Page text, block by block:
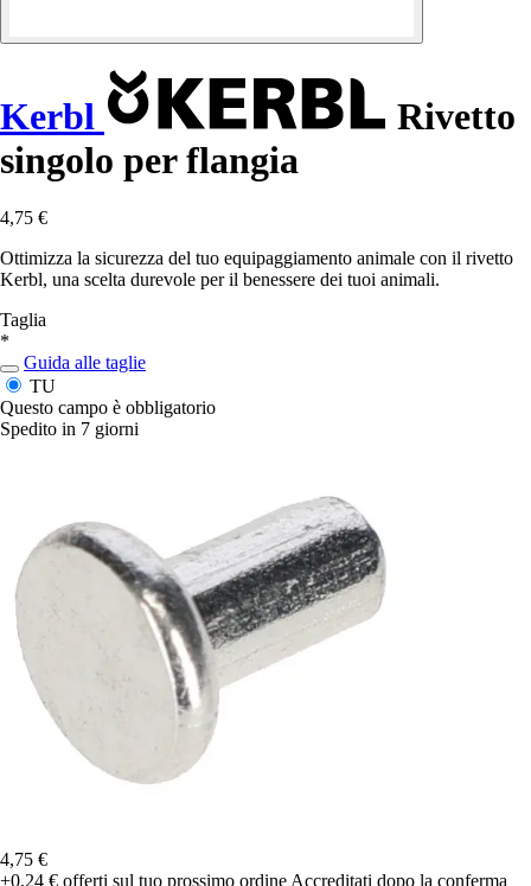
Kerbl
Rivetto
singolo per flangia
4,75 €
Ottimizza la sicurezza del tuo equipaggiamento animale con il rivetto
Kerbl, una scelta durevole per il benessere dei tuoi animali.
Taglia
*
Guida alle taglie
TU
Questo campo è obbligatorio
Spedito in 7 giorni
4,75 €
+0,24 € offerti sul tuo prossimo ordine Accreditati dopo la conferma